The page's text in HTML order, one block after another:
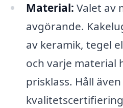
Material: Valet av
avgörande.
av keramik, tegel
och varje material
prisklass. Håll